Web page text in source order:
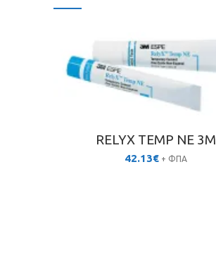
RELYX TEMP NE 3M
42.13€ + ΦΠΑ